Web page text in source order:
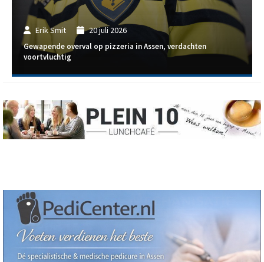
Erik Smit 20 juli 2026
Gewapende overval op pizzeria in Assen, verdachten
voortvluchtig